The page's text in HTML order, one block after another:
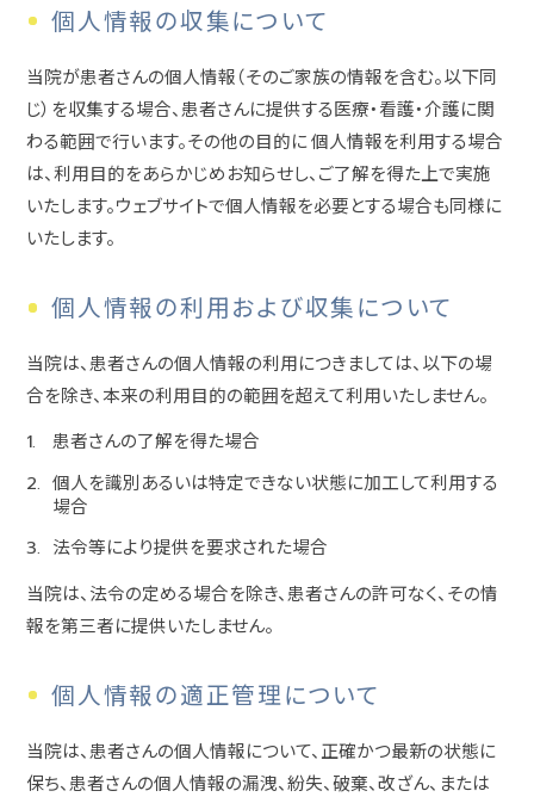
個人情報の収集について
当院が患者さんの個人情報（そのご家族の情報を含む。以下同
じ）を収集する場合、患者さんに提供する医療・看護・介護に関
わる範囲で行います。その他の目的に 個人情報を利用する場合
は、利用目的をあらかじめお知らせし、ご了解を得た上で実施
いたします。ウェブサイトで個人情報を必要とする場合も同様に
いたします。
個人情報の利用および収集について
当院は、患者さんの個人情報の利用につきましては、以下の場
合を除き、本来の利用目的の範囲を超えて利用いたしません。
患者さんの了解を得た場合
個人を識別あるいは特定できない状態に加工して利用する
場合
法令等により提供を要求された場合
当院は、法令の定める場合を除き、患者さんの許可なく、その情
報を第三者に提供いたしません。
個人情報の適正管理について
当院は、患者さんの個人情報について、正確かつ最新の状態に
保ち、患者さんの個人情報の漏洩、紛失、破棄、改ざん、または